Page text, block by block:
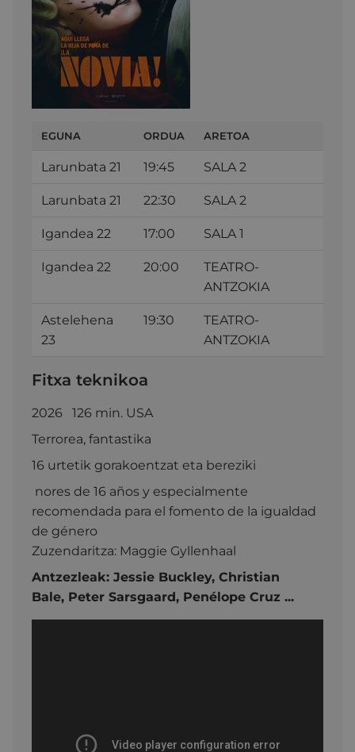
EGUNA ORDUA ARETOA
Larunbata 21 19:45 SALA 2
Larunbata 21 22:30 SALA 2
Igandea 22 17:00 SALA 1
Igandea 22 20:00
TEATRO-
ANTZOKIA
Astelehena
23
19:30
TEATRO-
ANTZOKIA
Fitxa teknikoa
2026 126 min. USA
Terrorea, fantastika
16 urtetik gorakoentzat eta bereziki
nores de 16 años y especialmente
recomendada para el fomento de la igualdad
de género
Zuzendaritza: Maggie Gyllenhaal
Antzezleak: Jessie Buckley, Christian
Bale, Peter Sarsgaard, Penélope Cruz ...